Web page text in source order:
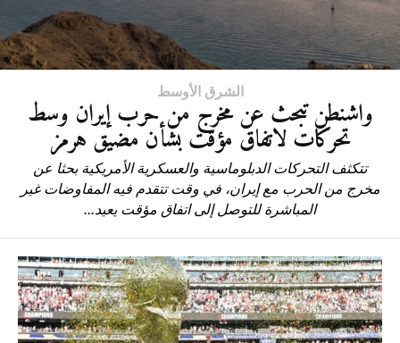
الشرق الأوسط
واشنطن تبحث عن مخرج من حرب إيران وسط
تحركات لاتفاق مؤقت بشأن مضيق هرمز
تتكثف التحركات الدبلوماسية والعسكرية الأمريكية بحثا عن
مخرج من الحرب مع إيران، في وقت تتقدم فيه المفاوضات غير
المباشرة للتوصل إلى اتفاق مؤقت يعيد...